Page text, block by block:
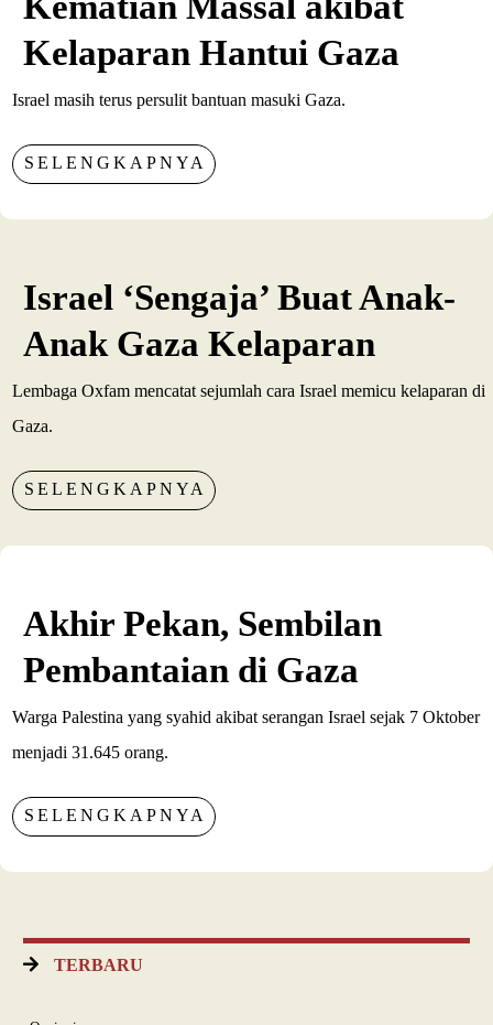
Kelaparan Hantui Gaza
Israel masih terus persulit bantuan masuki Gaza.
SELENGKAPNYA
Israel ‘Sengaja’ Buat Anak-
Anak Gaza Kelaparan
Lembaga Oxfam mencatat sejumlah cara Israel memicu kelaparan di
Gaza.
SELENGKAPNYA
Akhir Pekan, Sembilan
Pembantaian di Gaza
Warga Palestina yang syahid akibat serangan Israel sejak 7 Oktober
menjadi 31.645 orang.
SELENGKAPNYA
TERBARU